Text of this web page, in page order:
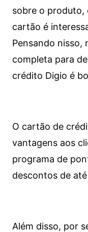
sobre o produto,
cartão é
Pensando nisso,
completa para
crédito Digio é
O cartão de
vantagens aos
programa de
descontos de
Além disso, por